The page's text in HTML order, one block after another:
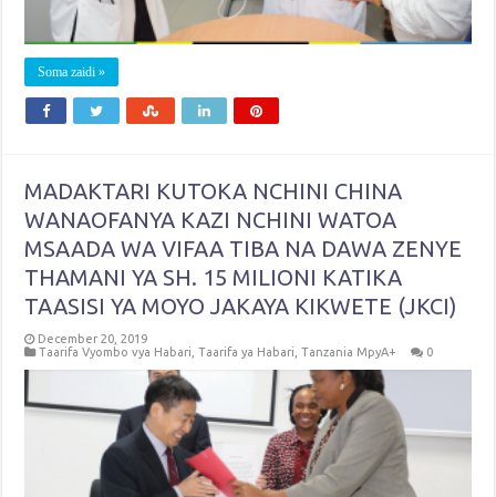
Soma zaidi »
MADAKTARI KUTOKA NCHINI CHINA
WANAOFANYA KAZI NCHINI WATOA
MSAADA WA VIFAA TIBA NA DAWA ZENYE
THAMANI YA SH. 15 MILIONI KATIKA
TAASISI YA MOYO JAKAYA KIKWETE (JKCI)
December 20, 2019
Taarifa Vyombo vya Habari ,Taarifa ya Habari ,Tanzania MpyA+ 0